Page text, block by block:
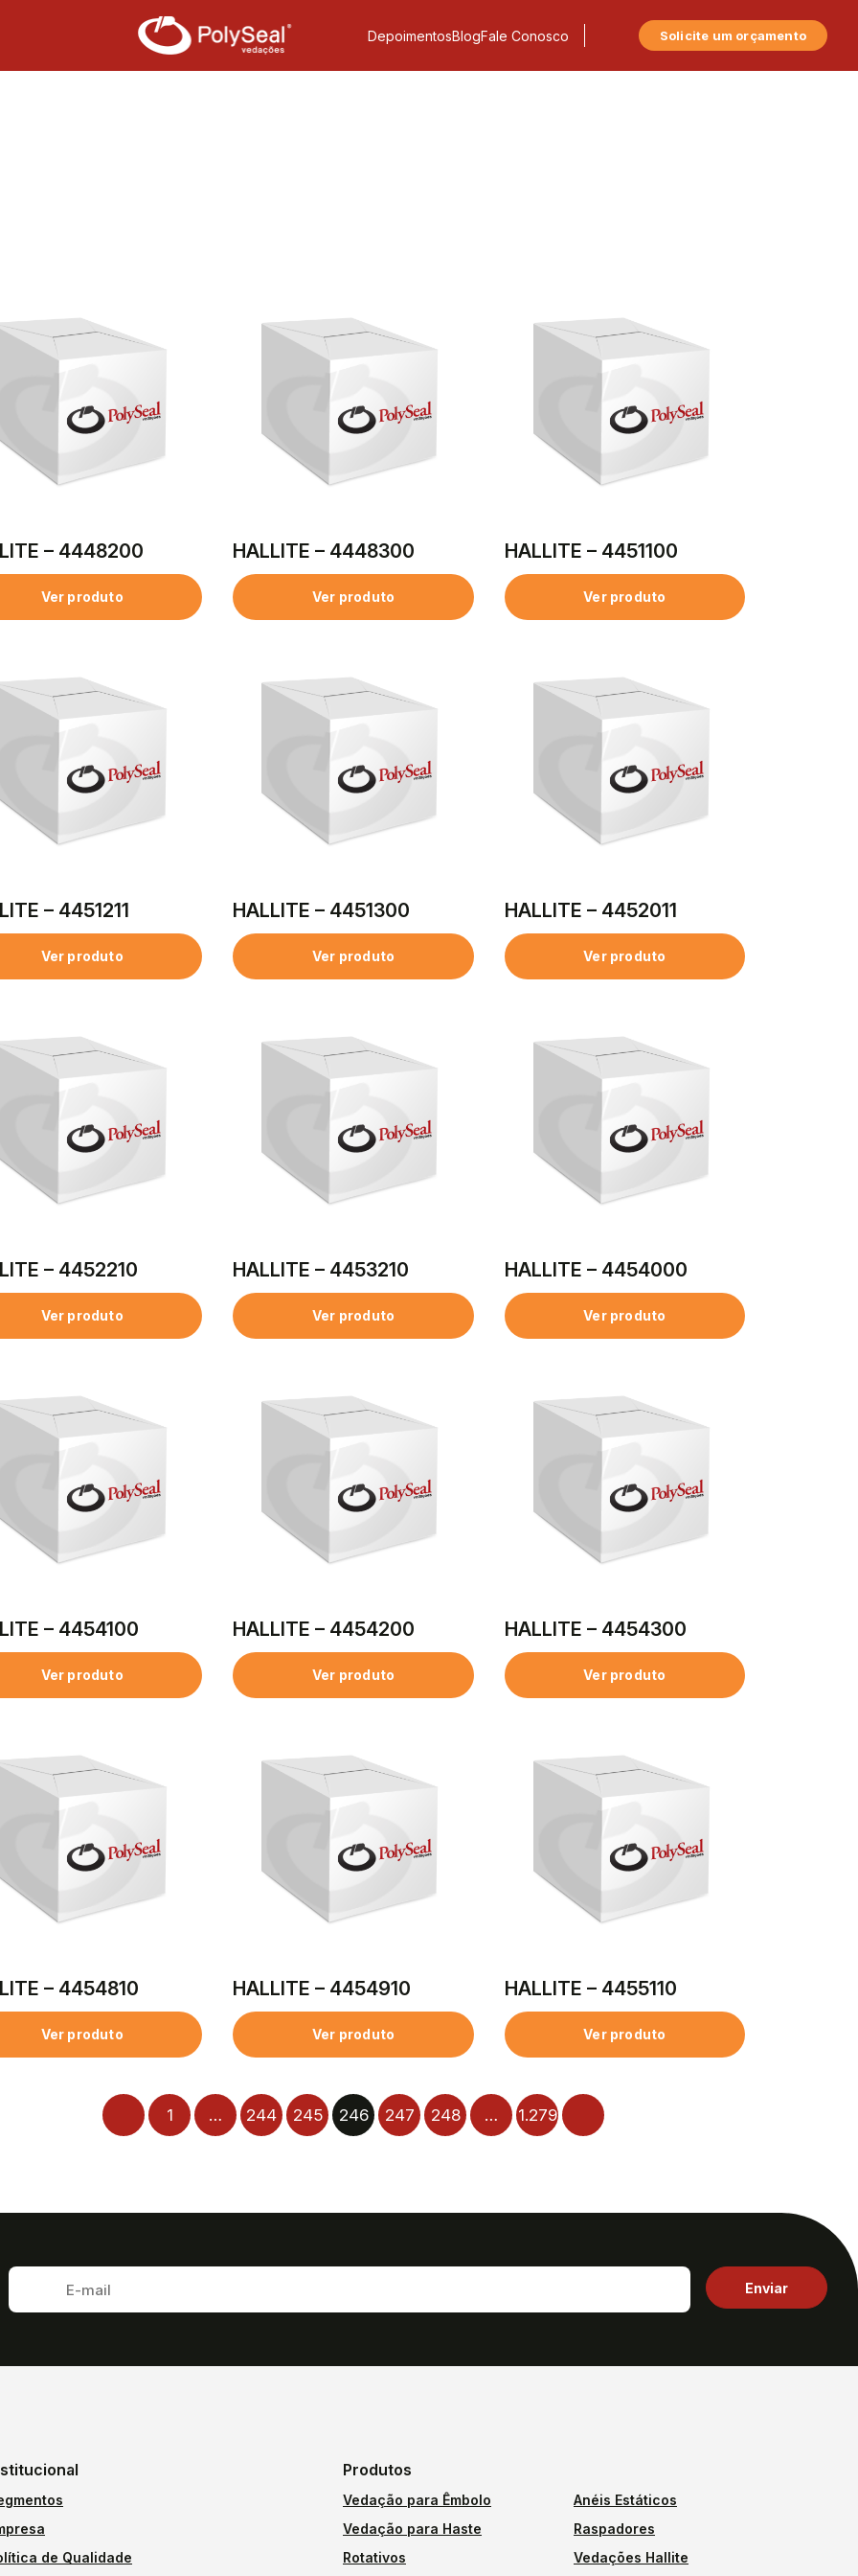
DepoimentosBlogFale Conosco Solicite um orçamento
– 4448200
Ver produto
HALLITE – 4448300
Ver produto
HALLITE – 4451100
Ver produto
– 4451211
Ver produto
HALLITE – 4451300
Ver produto
HALLITE – 4452011
Ver produto
– 4452210
Ver produto
HALLITE – 4453210
Ver produto
HALLITE – 4454000
Ver produto
– 4454100
Ver produto
HALLITE – 4454200
Ver produto
HALLITE – 4454300
Ver produto
– 4454810
Ver produto
HALLITE – 4454910
Ver produto
HALLITE – 4455110
Ver produto
1 … 244 245 246 247 248 … 1.279
de Qualidade
Produtos
Vedação para Êmbolo
Vedação para Haste
Rotativos
Anéis Estáticos
Raspadores
Vedações Hallite